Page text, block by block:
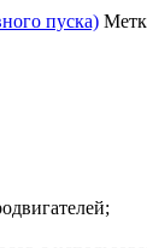
пуска)